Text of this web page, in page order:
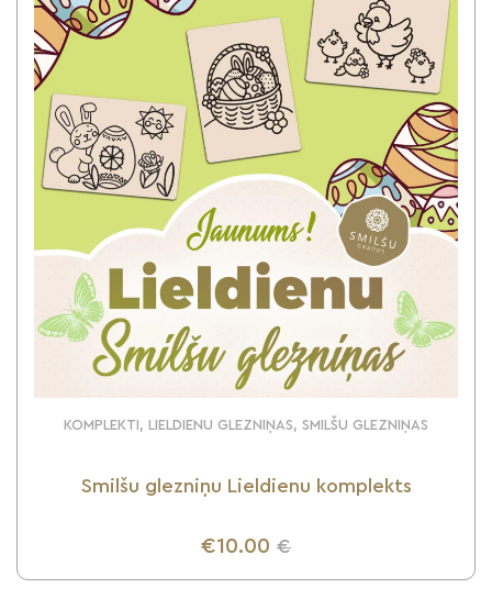
KOMPLEKTI, LIELDIENU GLEZNIŅAS, SMILŠU GLEZNIŅAS
Smilšu glezniņu Lieldienu komplekts
€10.00 €
UZZINI VAIRĀK